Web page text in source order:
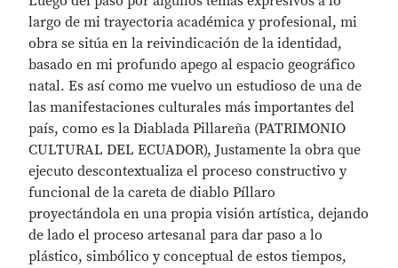
largo de mi trayectoria académica y profesional, mi
obra se sitúa en la reivindicación de la identidad,
basado en mi profundo apego al espacio geográfico
natal. Es así como me vuelvo un estudioso de una de
las manifestaciones culturales más importantes del
país, como es la Diablada Pillareña (PATRIMONIO
CULTURAL DEL ECUADOR), Justamente la obra que
ejecuto descontextualiza el proceso constructivo y
funcional de la careta de diablo Píllaro
proyectándola en una propia visión artística, dejando
de lado el proceso artesanal para dar paso a lo
plástico, simbólico y conceptual de estos tiempos,